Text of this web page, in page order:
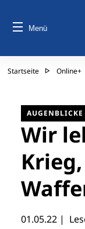
Menü
Startseite Online+
AUGENBLICKE
Wir
01.05.22 |